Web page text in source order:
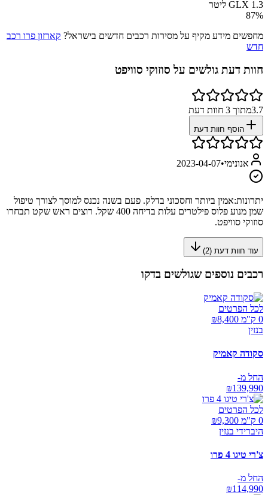
GLX 1.3 ליטר
87%
מחפשים מידע מקיף על מסירות רכבים חדשים בישראל? קארזון פרו רכב
חדש
חוות דעת גולשים על סוזוקי סוויפט
3.7מתוך 3 חוות דעת
הוסף חוות דעת
אנונימי•
2023-04-07
יתרונות:אמין ביותר וחסכוני בדלק. פעם בשנה נכנס למוסך לצורך טיפול
שמן מנוע פלוס פילטרים עלות בדיחה 400 שקל. רוצים ראש שקט תבחרו
סוזוקי סוויפט.
עוד חוות דעת (2
)
רכבים נוספים שגולשים בדקו
לכל הפרטים
0 ק"מ ₪
8,400
בנזין
סקודה קאמיק
החל מ-
₪139,990
לכל הפרטים
0 ק"מ ₪
9,300
היברידי בנזין
צ'רי טיגו 4 פרו
החל מ-
₪114,990